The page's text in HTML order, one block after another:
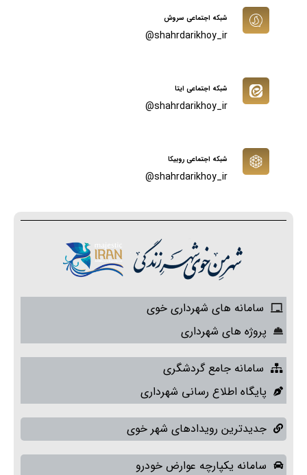
شبکه اجتماعی سروش
shahrdarikhoy_ir@
شبکه اجتماعی ایتا
shahrdarikhoy_ir@
شبکه اجتماعی روبیکا
shahrdarikhoy_ir@
سامانه های شهرداری خوی
پروژه های شهرداری
سامانه جامع گردشگری
پایگاه اطلاع رسانی شهرداری
جدیدترین رویدادهای شهر خوی
سامانه یکپارچه عوارض خودرو